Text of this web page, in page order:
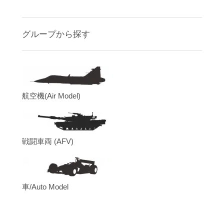
グループから探す
航空機(Air Model)
戦闘車両 (AFV)
車/Auto Model